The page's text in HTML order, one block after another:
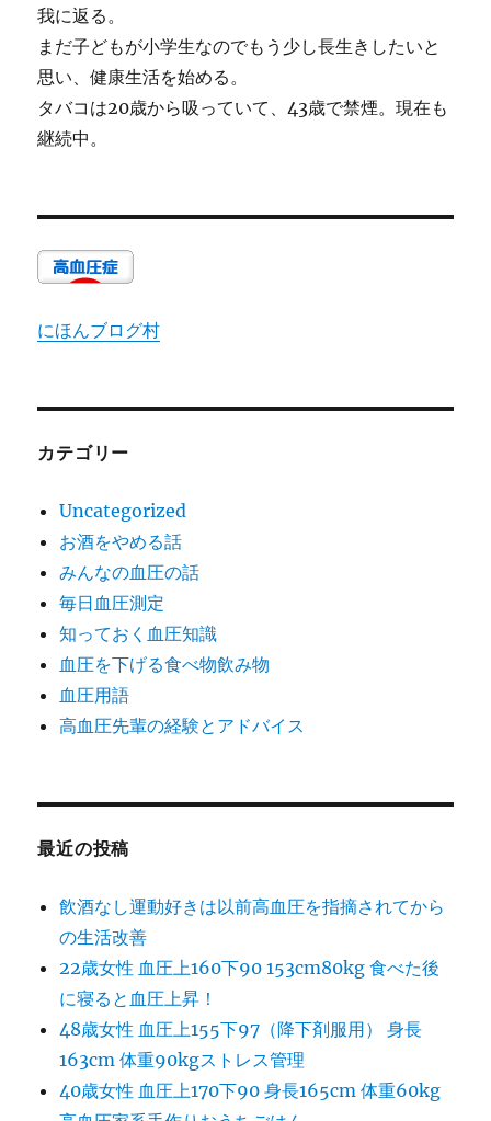
我に返る。
まだ子どもが小学生なのでもう少し長生きしたいと
思い、健康生活を始める。
タバコは20歳から吸っていて、43歳で禁煙。現在も
継続中。
にほんブログ村
カテゴリー
Uncategorized
お酒をやめる話
みんなの血圧の話
毎日血圧測定
知っておく血圧知識
血圧を下げる食べ物飲み物
血圧用語
高血圧先輩の経験とアドバイス
最近の投稿
飲酒なし運動好きは以前高血圧を指摘されてから
の生活改善
22歳女性 血圧上160下90 153cm80kg 食べた後
に寝ると血圧上昇！
48歳女性 血圧上155下97（降下剤服用） 身長
163cm 体重90kgストレス管理
40歳女性 血圧上170下90 身長165cm 体重60kg